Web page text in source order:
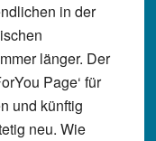
in der
länger. Der
Page‘ für
und künftig
neu. Wie